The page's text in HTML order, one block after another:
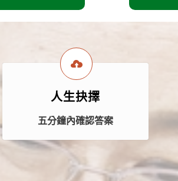
人生抉擇
五分鐘內確認答案